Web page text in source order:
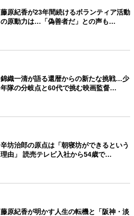
藤原紀香が23年間続けるボランティア活動
の原動力は…「偽善者だ」との声も…
錦織一清が語る還暦からの新たな挑戦…少
年隊の分岐点と60代で挑む映画監督…
辛坊治郎の原点は「朝寝坊ができるという
理由」 読売テレビ入社から54歳で…
藤原紀香が明かす人生の転機と「阪神・淡